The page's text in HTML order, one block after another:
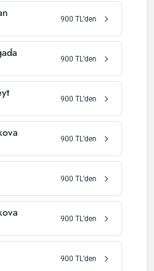
900 TL’den
900 TL’den
900 TL’den
900 TL’den
900 TL’den
900 TL’den
900 TL’den